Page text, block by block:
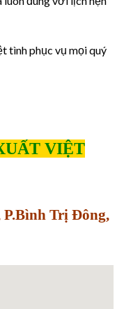
tình phục vụ mọi quý
VIỆT
P.Bình Trị Đông,